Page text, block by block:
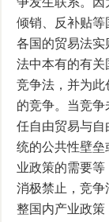
倾销、反补贴
各国的贸易法
法中本有的有关
竞争法，并为此
的竞争。当竞争
任自由贸易与
统的公共性壁
业政策的需要
消极禁止，竞争
整国内产业政策